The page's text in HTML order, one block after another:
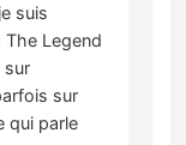
suis
Legend
sur
sur
qui parle